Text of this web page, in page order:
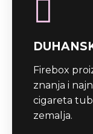
Firebox
znanja i
cigareta
zemalja.